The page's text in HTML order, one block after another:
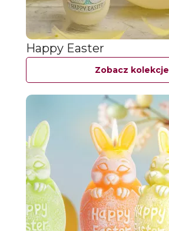
Happy Easter
Zobacz kolekcje